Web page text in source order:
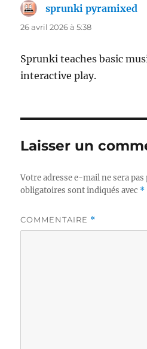
sprunki pyramixed
26 avril 2026 à 5:38
Sprunki teaches basic
interactive play.
Laisser un
Votre adresse e-mail ne sera pas
obligatoires sont indiqués avec *
COMMENTAIRE *